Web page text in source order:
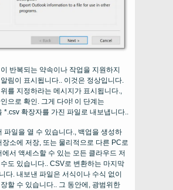
반복되는 약속이나 작업을 지원하지
림이 표시됩니다.. 이것은 정상입니다.
를 지정하라는 메시지가 표시됩니다.,
으로 확인. 그게 다야! 이 단계는
*.csv 확장자를 가진 파일로 내보냅니다..
파일을 열 수 있습니다., 백업을 생성하
장소에 저장, 또는 물리적으로 다른 PC로
에서 액세스할 수 있는 모든 클라우드 저
도 있습니다.. CSV로 변환하는 마지막
다. 내보낸 파일은 서식이나 수식 없이
할 수 있습니다.. 그 동안에, 광범위한